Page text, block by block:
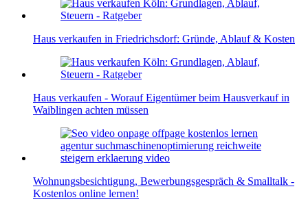
Haus verkaufen in Friedrichsdorf: Gründe, Ablauf & Kosten
Haus verkaufen - Worauf Eigentümer beim Hausverkauf in
Waiblingen achten müssen
Wohnungsbesichtigung, Bewerbungsgespräch & Smalltalk -
Kostenlos online lernen!